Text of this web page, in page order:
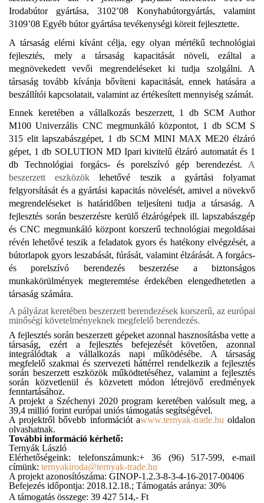
Irodabútor gyártása, 3102’08 Konyhabútorgyártás, valamint
3109’08 Egyéb bútor gyártása tevékenységi köreit fejlesztette.
A társaság elérni kívánt célja, egy olyan mértékű technológiai
fejlesztés, mely a társaság kapacitását növeli, ezáltal a
megnövekedett vevői megrendeléseket ki tudja szolgálni. A
társaság tovább kívánja bővíteni kapacitását, ennek hatására a
beszállítói kapcsolatait, valamint az értékesített mennyiség számát.
Ennek keretében a vállalkozás beszerzett, 1 db SCM Author
M100 Univerzális CNC megmunkáló központot, 1 db SCM S
315 elit lapszabászgépet, 1 db SCM MINI MAX ME20 élzáró
gépet, 1 db SOLUTION MD Ipari kivitelű élzáró automatát és 1
db Technológiai forgács- és porelszívó gép berendezést. A
beszerzett eszközöklehetővé teszik a gyártási folyamat
felgyorsítását és a gyártási kapacitás növelését, amivel a növekvő
megrendeléseket is határidőben teljesíteni tudja a társaság. A
fejlesztés során beszerzésre kerülő élzárógépek ill. lapszabászgép
és CNC megmunkáló központ korszerű technológiai megoldásai
révén lehetővé teszik a feladatok gyors és hatékony elvégzését, a
bútorlapok gyors leszabását, fúrását, valamint élzárását. A forgács-
és porelszívó berendezés beszerzése a biztonságos
munkakörülmények megteremtése érdekében elengedhetetlen a
társaság számára.
A pályázat keretében beszerzett berendezések korszerű, az európai
minőségi követelményeknek megfelelő berendezés.
A fejlesztés során beszerzett gépeket azonnal hasznosításba vette a
társaság, ezért a fejlesztés befejezését követően, azonnal
integrálódtak a vállalkozás napi működésébe. A társaság
megfelelő szakmai és szervezeti háttérrel rendelkezik a fejlesztés
során beszerzett eszközök működtetéséhez, valamint a fejlesztés
során közvetlenül és közvetett módon létrejövő eredmények
fenntartásához.
A projekt a Széchenyi 2020 program keretében valósult meg, a
39,4 millió forint európai uniós támogatás segítségével.
A projektről bővebb információt awww.ternyak-trade.hu oldalon
olvashatnak.
További információ kérhető:
Ternyák László
Elérhetőségeink: telefonszámunk:+
36 (96) 517-599, e-mail
címünk: ternyakiroda@ternyak-trade.hu
A projekt azonosítószáma: GINOP-1.2.3-8-3-4-16-2017-00406
Befejezés időpontja: 2018.12.18.; Támogatás aránya: 30%
A támogatás összege: 39 427 514,- Ft